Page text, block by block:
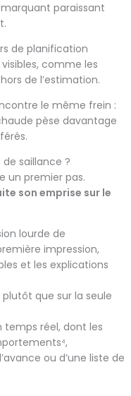
paraissant
de planification
comme les
de l’estimation.
le même frein :
pèse davantage
saillance ?
un premier pas.
son emprise sur le
lourde de
impression,
et les explications
que sur la seule
temps réel, dont les
ou d’une liste de